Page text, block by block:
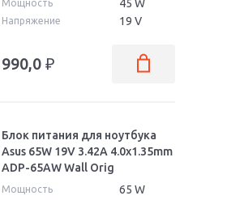
Мощность 45 W
Напряжение 19 V
990,0 ₽
Блок питания для ноутбука
Asus 65W 19V 3.42A 4.0x1.35mm
ADP-65AW Wall Orig
Мощность 65 W